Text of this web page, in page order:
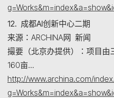
12. 成都AI创新中心二期
来源：ARCHINA网 新闻
撮要（北京办提供）：项目由
160亩…
http://www.archina.com/